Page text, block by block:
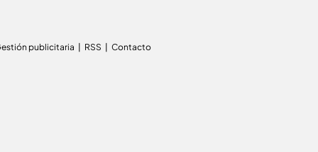
publicitaria RSS Contacto